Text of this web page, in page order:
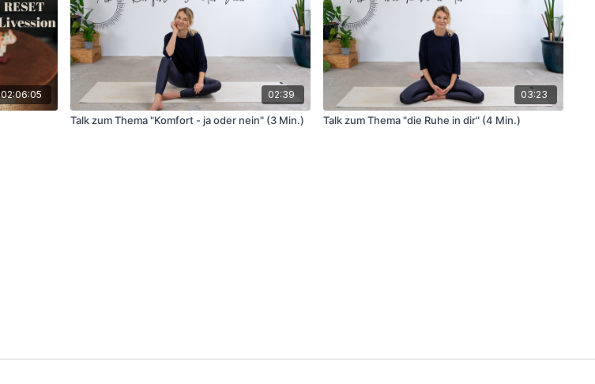
02:06:05 02:39
Talk zum Thema "Komfort - ja oder nein" (3 Min.)
03:23
Talk zum Thema "die Ruhe in dir" (4 Min.)